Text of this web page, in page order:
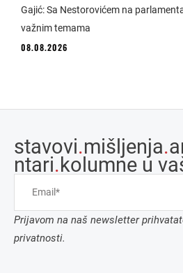
Gajić: Sa Nestorovićem na
važnim temama
08.08.2026
stavovi.mišljenja.
ntari.kolumne u
Prijavom na naš newsletter
privatnosti.